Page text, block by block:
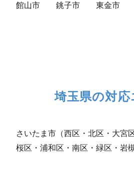
館山市 銚子市 東金市
埼玉県の対応
さいたま市（西区・北区・大宮
桜区・浦和区・南区・緑区・岩槻